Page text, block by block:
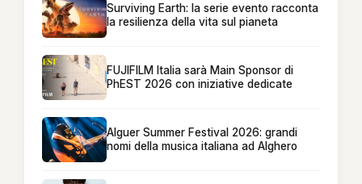
Surviving Earth: la serie evento racconta
la resilienza della vita sul pianeta
FUJIFILM Italia sarà Main Sponsor di
PhEST 2026 con iniziative dedicate
Alguer Summer Festival 2026: grandi
nomi della musica italiana ad Alghero